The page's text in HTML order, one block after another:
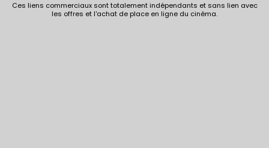
Ces liens commerciaux sont totalement indépendants et sans lien avec
les offres et l'achat de place en ligne du cinéma.